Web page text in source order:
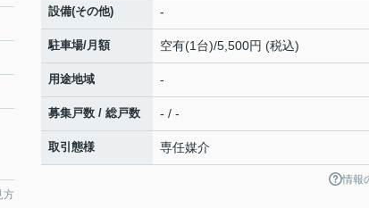
方
設備(その他) -
駐車場/月額 空有(1台)/5,500円 (税込)
用途地域 -
募集戸数 / 総戸数 - / -
取引態様 専任媒介
情報